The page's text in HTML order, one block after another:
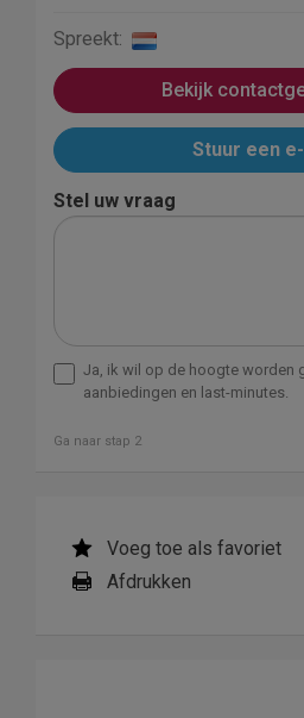
Spreekt:
Bekijk
Stuur een
Stel uw vraag
Ja, ik wil op de hoogte worden
aanbiedingen en last-minutes.
Ga naar stap 2
Voeg toe als favoriet
Afdrukken